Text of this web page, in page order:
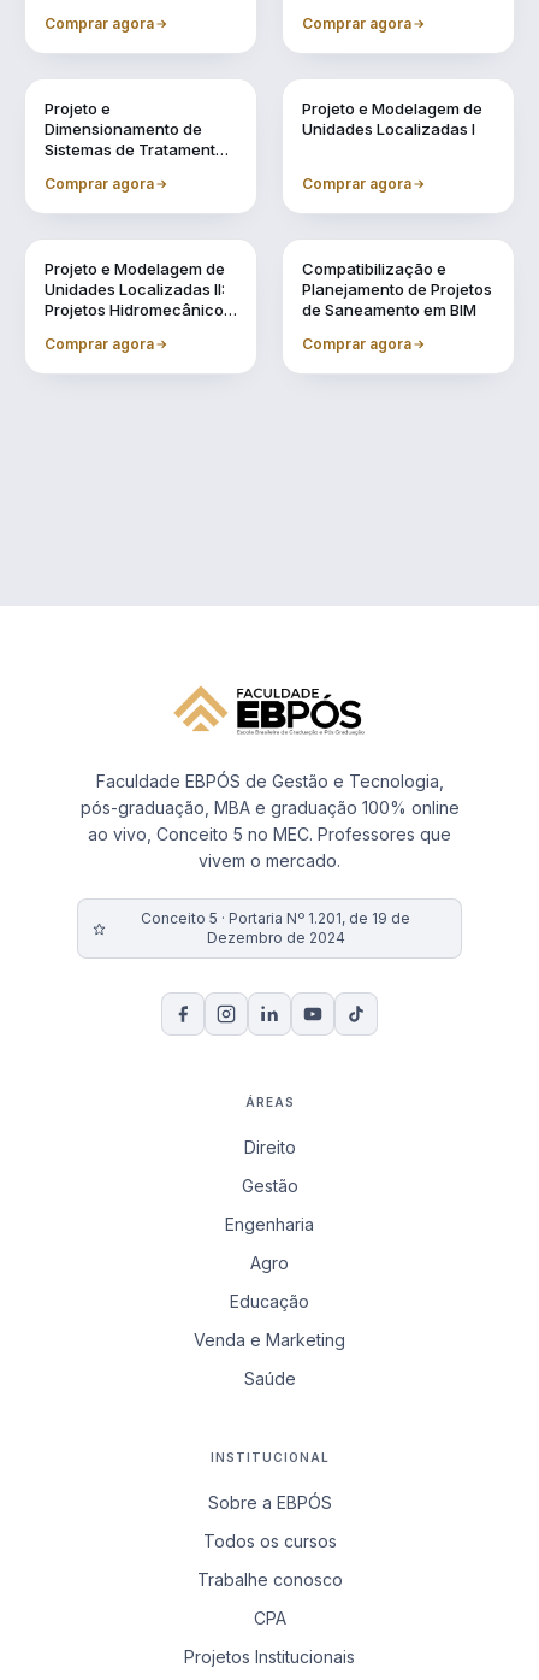
Comprar agora Comprar agora
Projeto e
Dimensionamento de
Sistemas de Tratamento
Comprar agora
Projeto e Modelagem de
Unidades Localizadas I
Comprar agora
Projeto e Modelagem de
Unidades Localizadas II:
Projetos Hidromecânicos
Comprar agora
Compatibilização e
Planejamento de Projetos
de Saneamento em BIM
Comprar agora
Faculdade EBPÓS de Gestão e Tecnologia,
pós-graduação, MBA e graduação 100% online
ao vivo, Conceito 5 no MEC. Professores que
vivem o mercado.
Conceito 5 · Portaria Nº 1.201, de 19 de
Dezembro de 2024
ÁREAS
Direito
Gestão
Engenharia
Agro
Educação
Venda e Marketing
Saúde
INSTITUCIONAL
Sobre a EBPÓS
Todos os cursos
Trabalhe conosco
CPA
Projetos Institucionais